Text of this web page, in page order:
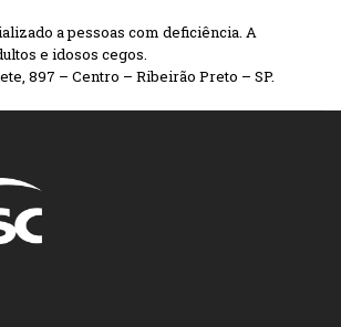
a pessoas com deficiência. A
e idosos cegos.
897 – Centro – Ribeirão Preto – SP.